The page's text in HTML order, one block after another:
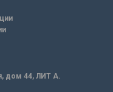
дом 44, ЛИТ А.